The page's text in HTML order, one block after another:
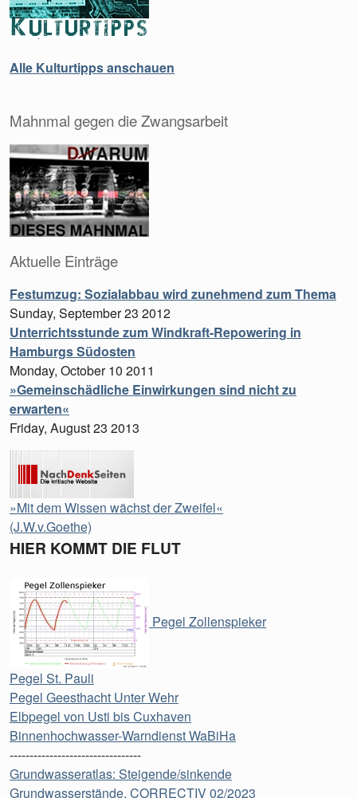
Alle Kulturtipps anschauen
Mahnmal gegen die Zwangsarbeit
Aktuelle Einträge
Festumzug: Sozialabbau wird zunehmend zum Thema
Sunday, September 23 2012
Unterrichtsstunde zum Windkraft-Repowering in
Hamburgs Südosten
Monday, October 10 2011
»Gemeinschädliche Einwirkungen sind nicht zu
erwarten«
Friday, August 23 2013
»Mit dem Wissen wächst der Zweifel«
(J.W.v.Goethe)
HIER KOMMT DIE FLUT
Pegel Zollenspieker
Pegel St. Pauli
Pegel Geesthacht Unter Wehr
Elbpegel von Usti bis Cuxhaven
Binnenhochwasser-Warndienst WaBiHa
---------------------------------
Grundwasseratlas: Steigende/sinkende
Grundwasserstände, CORRECTIV 02/2023